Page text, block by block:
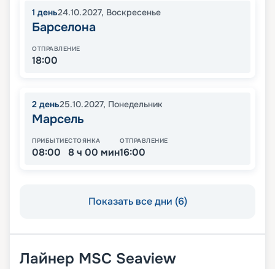
1 день24.10.2027, Воскресенье
Барселона
ОТПРАВЛЕНИЕ
18:00
2 день25.10.2027, Понедельник
Марсель
ПРИБЫТИЕ
08:00
СТОЯНКА
8 ч 00 мин
ОТПРАВЛЕНИЕ
16:00
Показать все дни (6)
Лайнер MSC Seaview